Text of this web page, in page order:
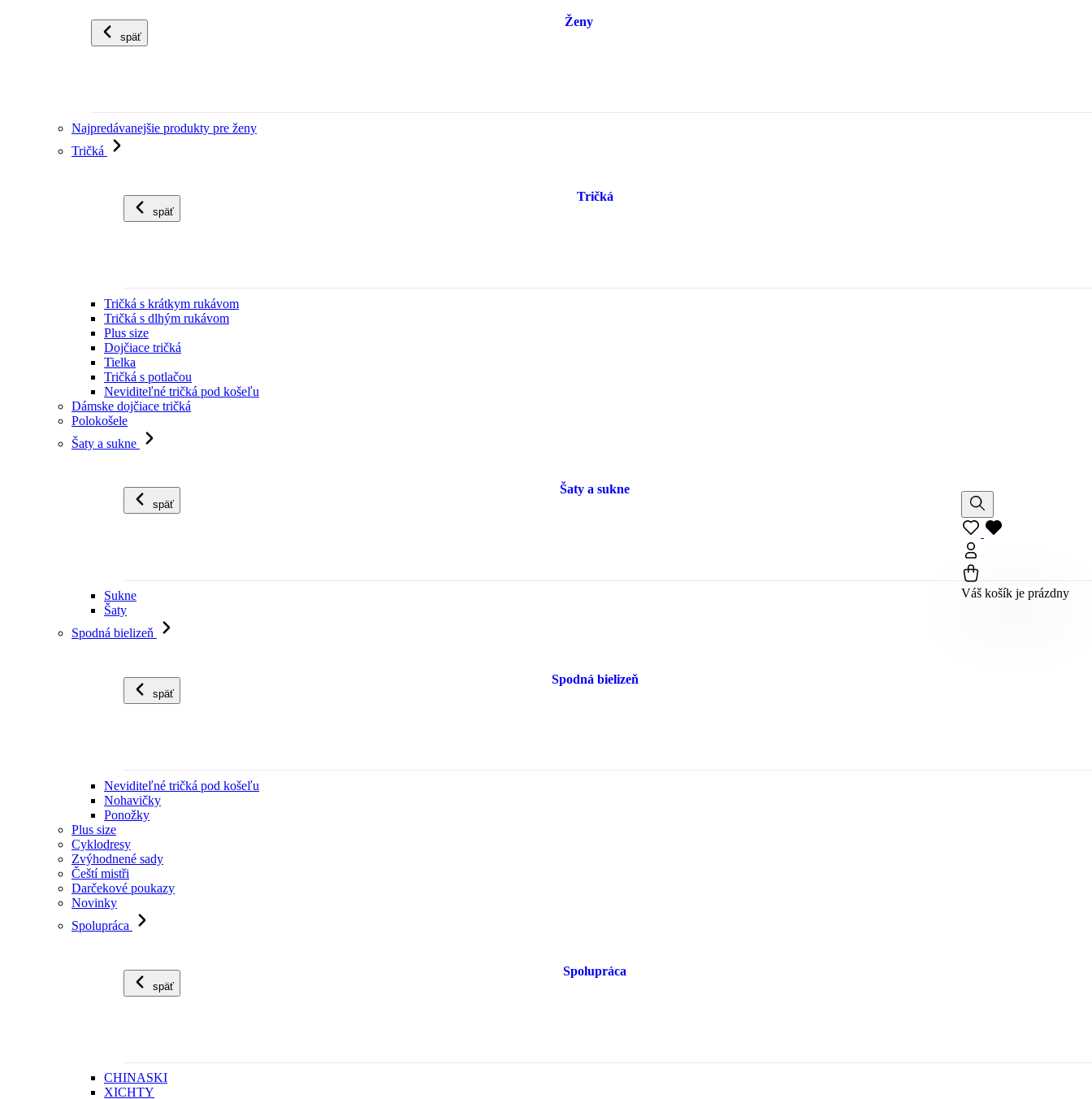
späť
Ženy
Najpredávanejšie produkty pre ženy
Tričká
späť
Tričká
Tričká s krátkym rukávom
Tričká s dlhým rukávom
Plus size
Dojčiace tričká
Tielka
Tričká s potlačou
Neviditeľné tričká pod košeľu
Dámske dojčiace tričká
Polokošele
Šaty a sukne
späť
Šaty a sukne
Sukne
Šaty
Spodná bielizeň
späť
Spodná bielizeň
Neviditeľné tričká pod košeľu
Nohavičky
Ponožky
Plus size
Cyklodresy
Zvýhodnené sady
Čeští mistři
Darčekové poukazy
Novinky
Spolupráca
späť
Spolupráca
CHINASKI
XICHTY
Váš košík je prázdny